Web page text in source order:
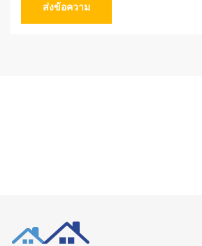
ส่งข้อความ